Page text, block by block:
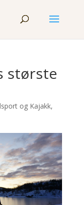
største
og Kajakk,